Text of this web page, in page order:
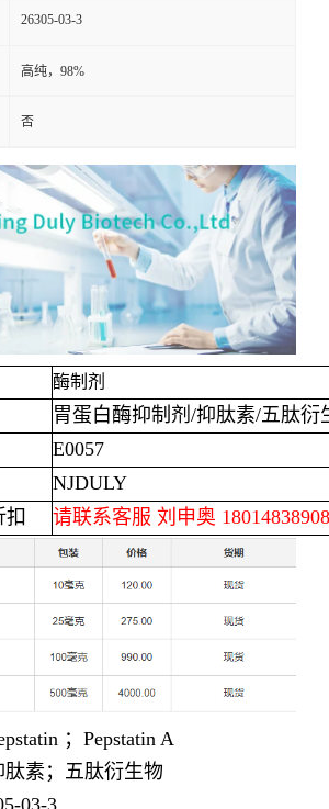
26305-03-3
高纯，98%
否
酶制剂
胃蛋白酶抑制剂 /抑肽素/五肽衍
E0057
NJDULY
扣
请联系客服 刘申奥
； Pepstatin A
素；五肽衍生物